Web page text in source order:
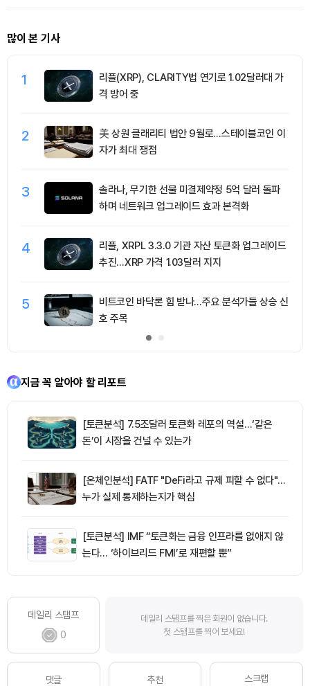
많이 본 기사
1
리플(XRP), CLARITY법 연기로 1.02달러대 가
격 방어 중
2
美 상원 클래리티 법안 9월로…스테이블코인 이
자가 최대 쟁점
3
솔라나, 무기한 선물 미결제약정 5억 달러 돌파
하며 네트워크 업그레이드 효과 본격화
4
리플, XRPL 3.3.0 기관 자산 토큰화 업그레이드
추진…XRP 가격 1.03달러 지지
5
비트코인 바닥론 힘 받나…주요 분석가들 상승 신
호 주목
지금 꼭 알아야 할 리포트
[토큰분석] 7.5조달러 토큰화 레포의 역설…‘같은
돈’이 시장을 건널 수 있는가
[온체인분석] FATF "DeFi라고 규제 피할 수 없다"…
누가 실제 통제하는지가 핵심
[토큰분석] IMF “토큰화는 금융 인프라를 없애지 않
는다… ‘하이브리드 FMI’로 재편할 뿐”
데일리 스탬프
0
데일리 스탬프를 찍은 회원이 없습니다.
첫 스탬프를 찍어 보세요!
댓글
추천
스크랩